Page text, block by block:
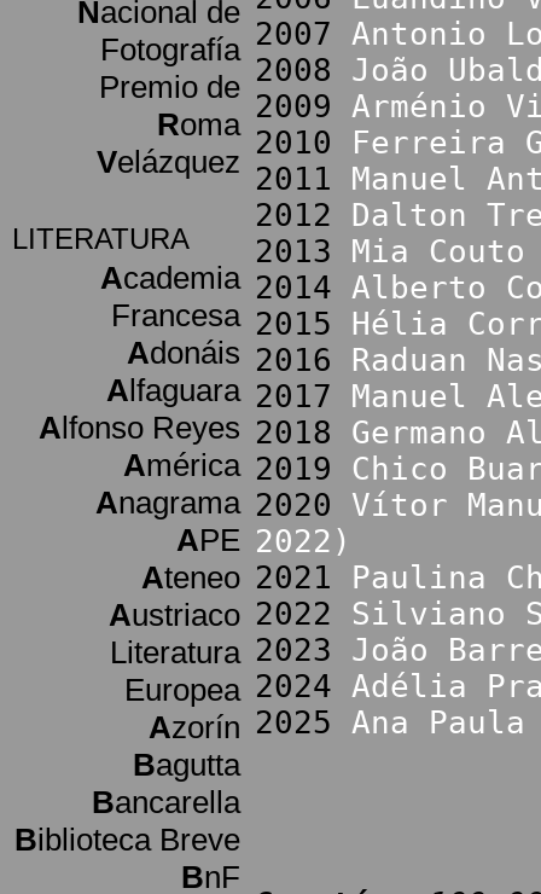
Nacional de
Fotografía
Premio de
Roma
Velázquez
LITERATURA
Academia
Francesa
Adonáis
Alfaguara
Alfonso Reyes
América
Anagrama
APE
Ateneo
Austriaco
Literatura
Europea
Azorín
Bagutta
Bancarella
Biblioteca Breve
BnF
2007 Antonio
2008 João
2009 Arménio
2010 Ferreira
2011 Manuel
2012 Dalton
2013 Mia Couto
2014 Alberto
2015 Hélia
2016 Raduan
2017 Manuel
2018 Germano
2019 Chico
2020 Vítor
2022)
2021 Paulina
2022 Silviano
2023 João
2024 Adélia
2025 Ana